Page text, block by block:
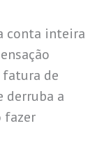
conta inteira
fatura de
derruba a
fazer